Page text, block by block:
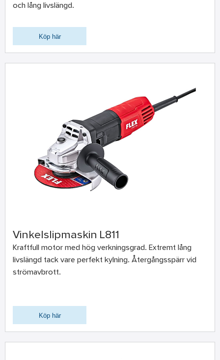
och lång livslängd.
Köp här
Vinkelslipmaskin L811
Kraftfull motor med hög verkningsgrad. Extremt lång
livslängd tack vare perfekt kylning. Återgångsspärr vid
strömavbrott.
Köp här